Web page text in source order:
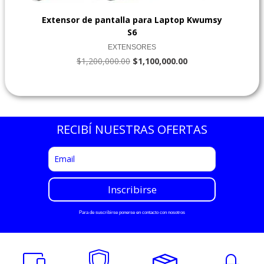
Extensor de pantalla para Laptop Kwumsy
S6
EXTENSORES
$1,200,000.00 $1,100,000.00
RECIBÍ NUESTRAS OFERTAS
Para de suscribirse ponerse en contacto con nosotros